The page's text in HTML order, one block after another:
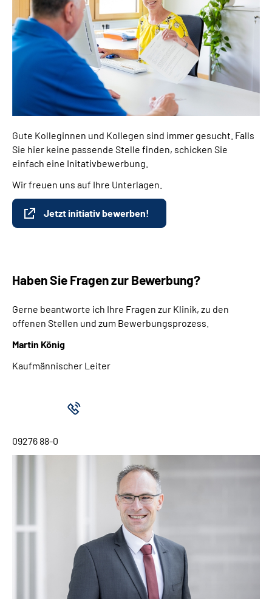
Gute Kolleginnen und Kollegen sind immer gesucht. Falls
Sie hier keine passende Stelle finden, schicken Sie
einfach eine Initativbewerbung.
Wir freuen uns auf Ihre Unterlagen.
Jetzt initiativ bewerben!
Haben Sie Fragen zur Bewerbung?
Gerne beantworte ich Ihre Fragen zur Klinik, zu den
offenen Stellen und zum Bewerbungsprozess.
Martin König
Kaufmännischer Leiter
09276 88-0